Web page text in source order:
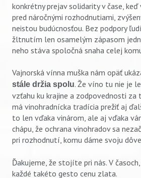
konkrétny prejav solidarity v čase,
pred náročnými rozhodnutiami,
neistou budúcnosťou. Bez podpory
žltnutím len osamelým zápasom
neho stáva spoločná snaha celej
Vajnorská vínna muška nám opäť
stále držia spolu. Že víno tu nie je
vzťahu ku krajine a zodpovednosti za
má vinohradnícka tradícia prežiť aj
to len vďaka vinárom, ale aj vďaka
chápu, že ochrana vinohradov sa
pri rozhodnutí, komu dáme svoju
Ďakujeme, že stojíte pri nás. V
každé takéto gesto cenu zlata.